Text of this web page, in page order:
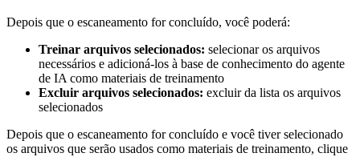
Depois que o escaneamento for concluído, você poderá:
Treinar arquivos selecionados: selecionar os arquivos
necessários e adicioná-los à base de conhecimento do agente
de IA como materiais de treinamento
Excluir arquivos selecionados: excluir da lista os arquivos
selecionados
Depois que o escaneamento for concluído e você tiver selecionado
os arquivos que serão usados como materiais de treinamento, clique